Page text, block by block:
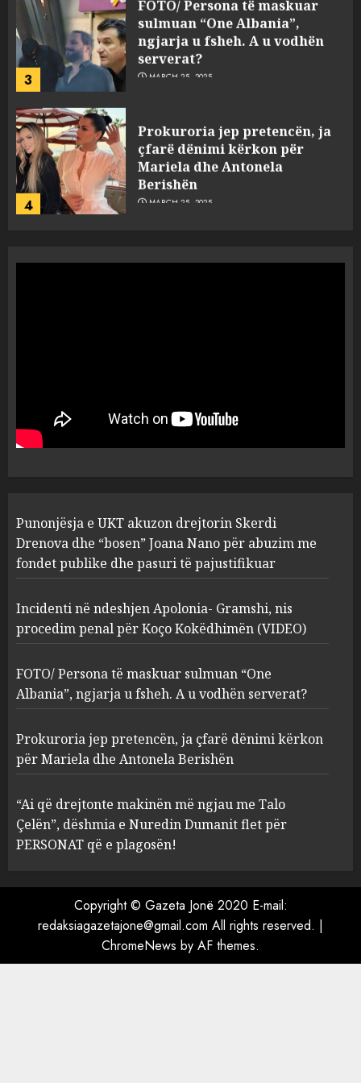
3
sulmuan “One Albania”,
ngjarja u fsheh. A u vodhën
serverat?
MARCH 25, 2025
4
Prokuroria jep pretencën, ja
çfarë dënimi kërkon për
Mariela dhe Antonela
Berishën
MARCH 25, 2025
1
“bosen” Joana Nano për
abuzim me fondet publike dhe
pasuri të pajustifikuar
2
Apolonia- Gramshi, nis
procedim penal për Koço
Kokëdhimën (VIDEO)
MARCH 27, 2025
3
FOTO/ Persona të maskuar
sulmuan “One Albania”,
ngjarja u fsheh. A u vodhën
serverat?
MARCH 25, 2025
4
Prokuroria jep pretencën, ja
çfarë dënimi kërkon për
Berishën
MARCH 25, 2025
ngjau me Talo Çelën”,
dëshmia e Nuredin Dumanit
flet për PERSONAT që e
plagosën!
Punonjësja e UKT akuzon drejtorin Skerdi
Drenova dhe “bosen” Joana Nano për abuzim me
fondet publike dhe pasuri të pajustifikuar
Incidenti në ndeshjen Apolonia- Gramshi, nis
procedim penal për Koço Kokëdhimën (VIDEO)
FOTO/ Persona të maskuar sulmuan “One
Albania”, ngjarja u fsheh. A u vodhën serverat?
Prokuroria jep pretencën, ja çfarë dënimi kërkon
për Mariela dhe Antonela Berishën
“Ai që drejtonte makinën më ngjau me Talo
Çelën”, dëshmia e Nuredin Dumanit flet për
PERSONAT që e plagosën!
Copyright © Gazeta Jonë 2020 E-mail:
redaksiagazetajone@gmail.com All rights reserved. |
ChromeNews by AF themes.